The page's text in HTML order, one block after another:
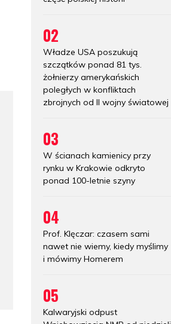
02
Władze USA poszukują
szczątków ponad 81 tys.
żołnierzy amerykańskich
poległych w konfliktach
zbrojnych od II wojny światowej
03
W ścianach kamienicy przy
rynku w Krakowie odkryto
ponad 100-letnie szyny
04
Prof. Klęczar: czasem sami
nawet nie wiemy, kiedy myślimy
i mówimy Homerem
05
Kalwaryjski odpust